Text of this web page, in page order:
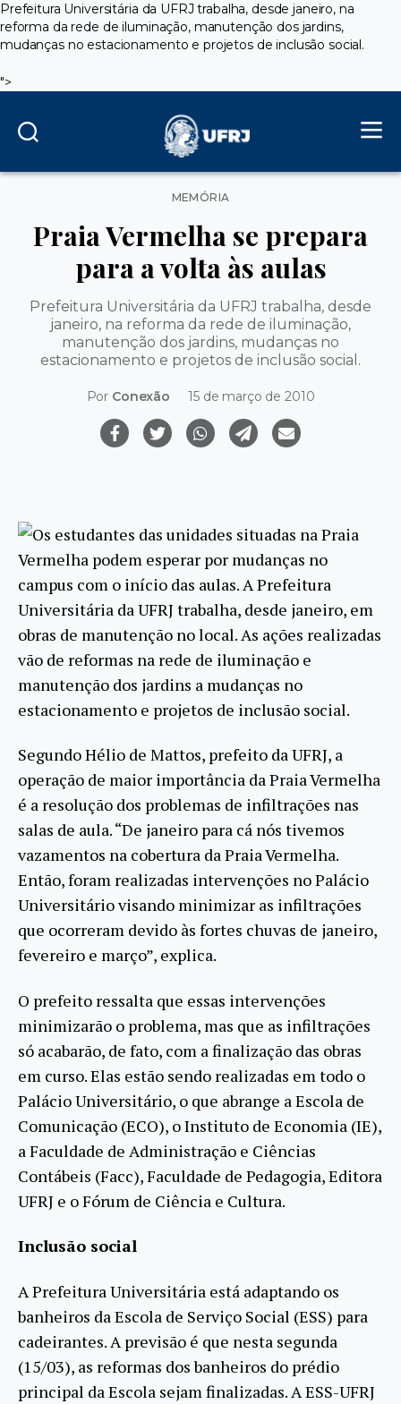
Prefeitura Universitária da UFRJ trabalha, desde janeiro, na
reforma da rede de iluminação, manutenção dos jardins,
mudanças no estacionamento e projetos de inclusão social.
">
Categorias
MEMÓRIA
Praia Vermelha se prepara
para a volta às aulas
Prefeitura Universitária da UFRJ trabalha, desde
janeiro, na reforma da rede de iluminação,
manutenção dos jardins, mudanças no
estacionamento e projetos de inclusão social.
Por Conexão 15 de março de 2010
Os estudantes das unidades situadas na Praia
Vermelha podem esperar por mudanças no
campus com o início das aulas. A Prefeitura
Universitária da UFRJ trabalha, desde janeiro, em
obras de manutenção no local. As ações realizadas
vão de reformas na rede de iluminação e
manutenção dos jardins a mudanças no
estacionamento e projetos de inclusão social.
Segundo Hélio de Mattos, prefeito da UFRJ, a
operação de maior importância da Praia Vermelha
é a resolução dos problemas de infiltrações nas
salas de aula. “De janeiro para cá nós tivemos
vazamentos na cobertura da Praia Vermelha.
Então, foram realizadas intervenções no Palácio
Universitário visando minimizar as infiltrações
que ocorreram devido às fortes chuvas de janeiro,
fevereiro e março”, explica.
O prefeito ressalta que essas intervenções
minimizarão o problema, mas que as infiltrações
só acabarão, de fato, com a finalização das obras
em curso. Elas estão sendo realizadas em todo o
Palácio Universitário, o que abrange a Escola de
Comunicação (ECO), o Instituto de Economia (IE),
a Faculdade de Administração e Ciências
Contábeis (Facc), Faculdade de Pedagogia, Editora
UFRJ e o Fórum de Ciência e Cultura.
Inclusão social
A Prefeitura Universitária está adaptando os
banheiros da Escola de Serviço Social (ESS) para
cadeirantes. A previsão é que nesta segunda
(15/03), as reformas dos banheiros do prédio
principal da Escola sejam finalizadas. A ESS-UFRJ